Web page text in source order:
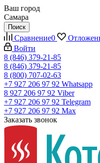
Ваш город
Самара
Поиск
Сравнение0
Войти
8 (846) 379-21-85
8 (846) 379-21-85
8 (800) 707-02-63
+7 927 206 97 92 Whatsapp
8 927 206 97 92 Viber
+7 927 206 97 92 Telegram
+7 927 206 97 92 Max
Заказать звонок